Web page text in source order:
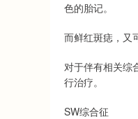
色的胎记。
而鲜红斑痣，又
对于伴有相关综
行治疗。
SW综合征